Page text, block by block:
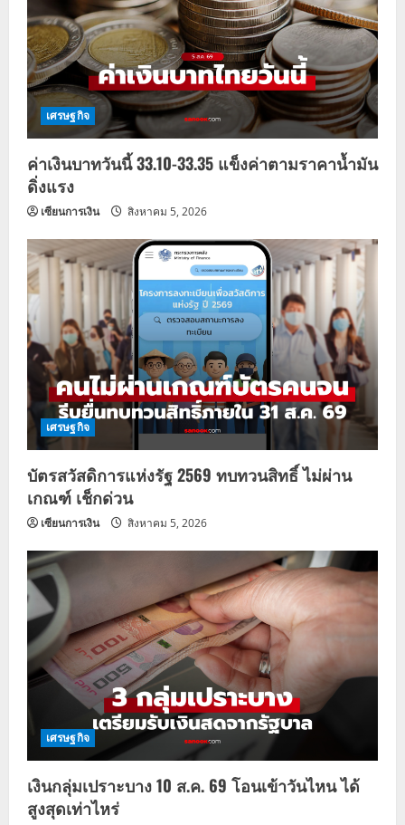
g
a
t
i
o
n
เศรษฐกิจ
ค่าเงินบาทวันนี้ 33.10-33.35 แข็งค่าตามราคาน้ำมัน
ดิ่งแรง
เซียนการเงิน สิงหาคม 5, 2026
เศรษฐกิจ
บัตรสวัสดิการแห่งรัฐ 2569 ทบทวนสิทธิ์ ไม่ผ่าน
เกณฑ์ เช็กด่วน
เซียนการเงิน สิงหาคม 5, 2026
เศรษฐกิจ
เงินกลุ่มเปราะบาง 10 ส.ค. 69 โอนเข้าวันไหน ได้
สูงสุดเท่าไหร่